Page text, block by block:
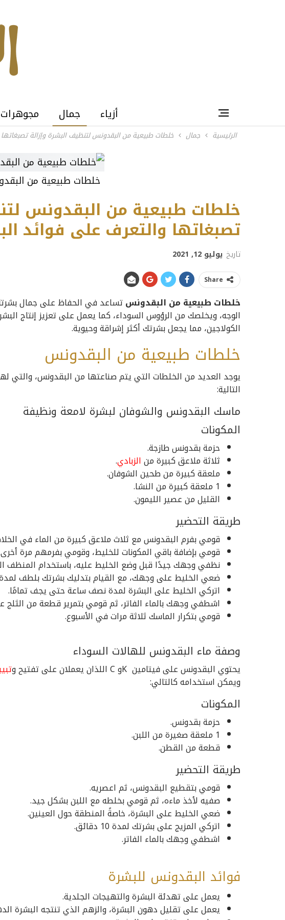
أزياء جمال مجوهرات
الرئيسية جمال خلطات طبيعية من البقدونس لتنظيف البشرة وإزالة
خلطات طبيعية من
خلطات طبيعية من البقدونس
تصبغاتها والتعرف على فوائد
تاريخ يوليو 12, 2021
Share
خلطات طبيعية من البقدونس تساعد في الحفاظ على جمال
الوجه، ويخلصك من الرؤوس السوداء، كما يعمل على تعزيز إنتاج
الكولاجين، مما يجعل بشرتك أكثر إشراقة وحيوية.
خلطات طبيعية من البقدونس
يوجد العديد من الخلطات التي يتم صناعتها من البقدونس، والتي
التالية:
ماسك البقدونس والشوفان لبشرة لامعة ونظيفة
المكونات
حزمة بقدونس طازجة.
ثلاثة ملاعق كبيرة منالزبادي.
ملعقة كبيرة من طحين الشوفان.
1 ملعقة كبيرة من النشا.
القليل من عصير الليمون.
طريقة التحضير
قومي بفرم البقدونس مع ثلاث ملاعق كبيرة من الماء في
قومي بإضافة باقي المكونات للخليط، وقومي بفرمهم مرة
نظفي وجهك جيدًا قبل وضع الخليط عليه، باستخدام المنظف
ضعي الخليط على وجهك، مع القيام بتدليك بشرتك بلطف
اتركي الخليط على البشرة لمدة نصف ساعة حتى يجف تمامًا.
اشطفي وجهك بالماء الفاتر، ثم قومي بتمرير قطعة من
قومي بتكرار الماسك ثلاثة مرات في الأسبوع.
وصفة ماء البقدونس للهالات السوداء
يحتوي البقدونس على فيتامين Kو C اللذان يعملان على تفتيح و
ويمكن استخدامه كالتالي:
المكونات
حزمة بقدونس.
1 ملعقة صغيرة من اللبن.
قطعة من القطن.
طريقة التحضير
قومي بتقطيع البقدونس، ثم اعصريه.
صفيه لأخذ ماءه، ثم قومي بخلطه مع اللبن بشكل جيد.
ضعي الخليط على البشرة، خاصةً المنطقة حول العينين.
اتركي المزيج على بشرتك لمدة 10 دقائق.
اشطفي وجهك بالماء الفاتر.
فوائد البقدونس للبشرة
يعمل على تهدئة البشرة والتهيجات الجلدية.
يعمل على تقليل دهون البشرة، والزهم الذي تنتجه البشرة